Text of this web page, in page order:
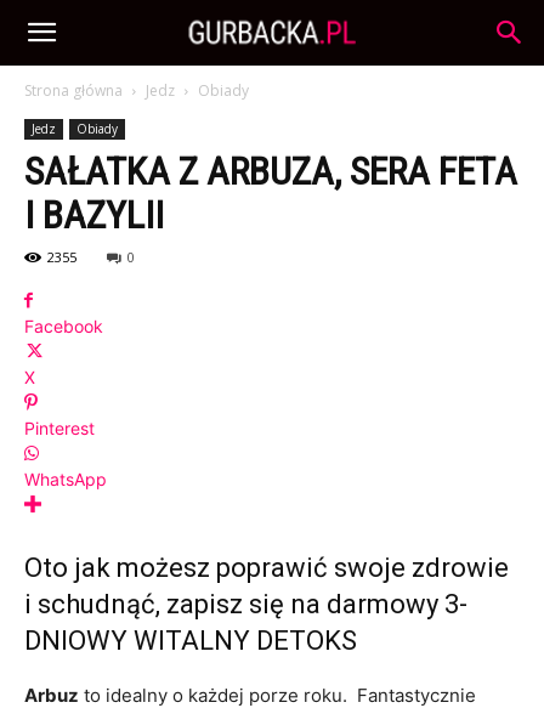
Strona główna Jedz Obiady
Jedz Obiady
SAŁATKA Z ARBUZA, SERA FETA
I BAZYLII
2355 0
Facebook
X
Pinterest
WhatsApp
Oto jak możesz poprawić swoje zdrowie
i schudnąć, zapisz się na darmowy 3-
DNIOWY WITALNY DETOKS
Arbuz to idealny o każdej porze roku. Fantastycznie